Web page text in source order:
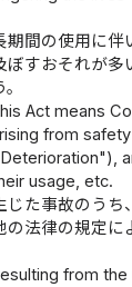
間の使用に
すおそれが
Act means
from
usage, etc.
た事故のう
法律の規定
from